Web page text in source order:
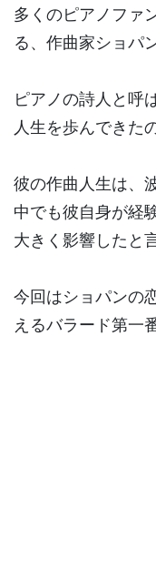
多くのピアノファ
る、作曲家ショパン
ピアノの詩人と呼
人生を歩んできた
彼の作曲人生は、
中でも彼自身が経
大きく影響したと
今回はショパンの
えるバラード第一